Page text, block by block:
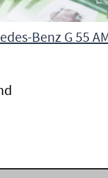
Benz G 55